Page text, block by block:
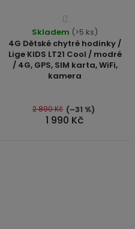
4G Dětské chytré hodinky /
Lige KIDS LT21 Cool / modré
/ 4G, GPS, SIM karta, WiFi,
kamera
Průměrné
hodnocení
produktu
je
3,7
5
hvězdiček.
Skladem (>5 ks)
1 990 Kč
2 890 Kč (–31 %)